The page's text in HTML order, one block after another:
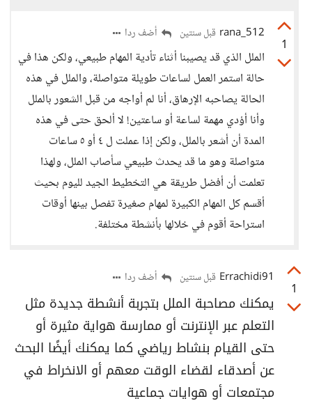
1
rana_512 قبل سنتين أضف ردا
الملل الذي قد يصيبنا أثناء تأدية المهام طبيعي، ولكن هذا في
حالة استمر العمل لساعات طويلة متواصلة، والملل في هذه
الحالة يصاحبه الإرهاق، أنا لم أواجه من قبل الشعور بالملل
وأنا أؤدي مهمة لساعة أو ساعتين! لا ألحق حتى في هذه
المدة أن أشعر بالملل، ولكن إذا عملت ل ٤ أو ٥ ساعات
متواصلة وهو ما قد يحدث طبيعي سأصاب الملل، ولهذا
تعلمت أن أفضل طريقة هي التخطيط الجيد لليوم بحيث
أقسم كل المهام الكبيرة لمهام صغيرة تفصل بينها أوقات
استراحة أقوم في خلالها بأنشطة مختلفة.
1
Errachidi91 قبل سنتين أضف ردا
يمكنك مصاحبة الملل بتجربة أنشطة جديدة مثل
التعلم عبر الإنترنت أو ممارسة هواية مثيرة أو
حتى القيام بنشاط رياضي كما يمكنك أيضًا البحث
عن أصدقاء لقضاء الوقت معهم أو الانخراط في
مجتمعات أو هوايات جماعية